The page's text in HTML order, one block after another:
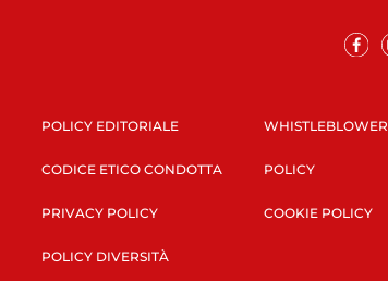
POLICY EDITORIALE
CODICE ETICO CONDOTTA
PRIVACY POLICY
POLICY DIVERSITÀ
WHISTLEBLOWER
POLICY
COOKIE POLICY